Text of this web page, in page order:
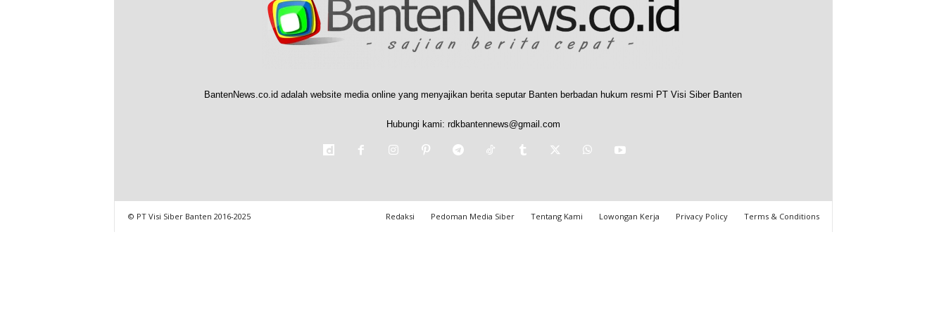
BantenNews.co.id adalah website media online yang menyajikan berita seputar Banten berbadan hukum resmi PT Visi Siber Banten
Hubungi kami: rdkbantennews@gmail.com
Redaksi Pedoman Media Siber Tentang Kami Lowongan Kerja Privacy Policy Terms & Conditions
© PT Visi Siber Banten 2016-2025